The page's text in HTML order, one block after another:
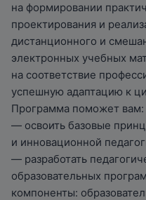
на формировании
проектирования и
дистанционного и
электронных учебных
на соответствие
успешную адаптацию к
Программа поможет вам:
— освоить базовые
и инновационной
— разработать
образовательных
компоненты: